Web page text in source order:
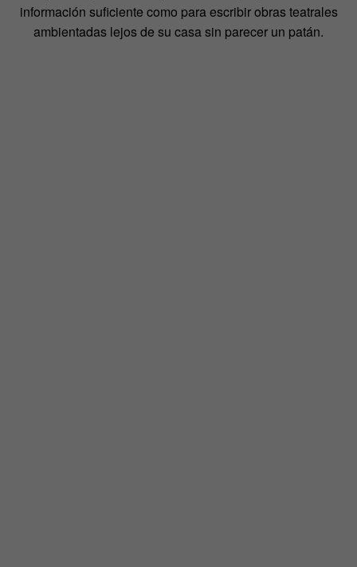
información suficiente como para escribir obras teatrales
ambientadas lejos de su casa sin parecer un patán.